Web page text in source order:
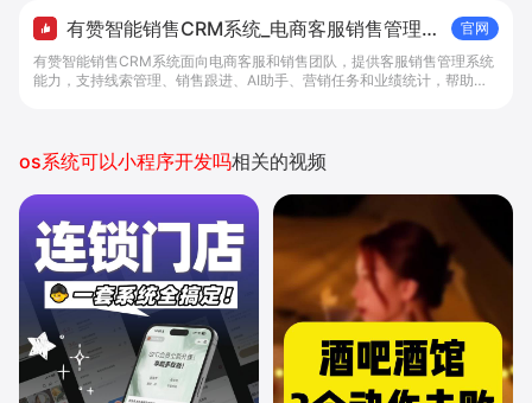
有赞智能销售CRM系统_电商客服销售管理系
统与客户跟进 - 做生意, 找有赞
官网
有赞智能销售CRM系统面向电商客服和销售团队，提供客服销售管理系统
能力，支持线索管理、销售跟进、AI助手、营销任务和业绩统计，帮助商
os系统可以小程序开发吗相关的视频